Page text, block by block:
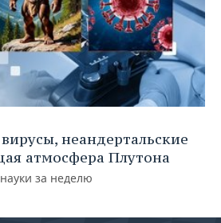
неандертальские
атмосфера Плутона
за неделю